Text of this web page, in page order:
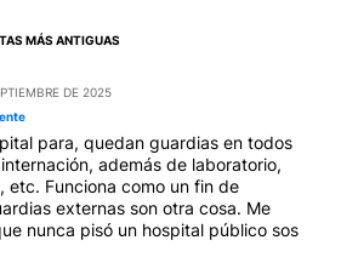
MÁS ANTIGUAS
DE 2025
para, quedan guardias en todos
además de laboratorio,
etc. Funciona como un fin de
externas son otra cosa. Me
nunca pisó un hospital público sos